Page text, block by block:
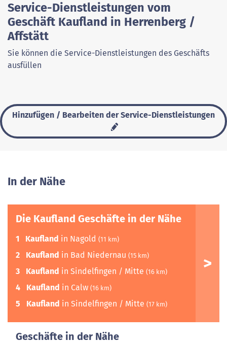
Service-Dienstleistungen vom
Geschäft Kaufland in Herrenberg /
Affstätt
Sie können die Service-Dienstleistungen des Geschäfts
ausfüllen
Hinzufügen / Bearbeiten der Service-Dienstleistungen
In der Nähe
Die Kaufland Geschäfte in der Nähe
1 Kaufland in Nagold (11 km)
2 Kaufland in Bad Niedernau (15 km)
3 Kaufland in Sindelfingen / Mitte (16 km)
4 Kaufland in Calw (16 km)
5 Kaufland in Sindelfingen / Mitte (17 km)
Geschäfte in der Nähe